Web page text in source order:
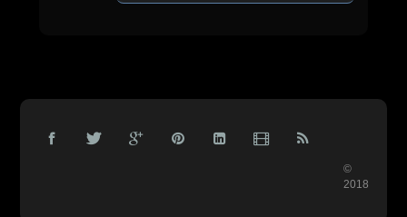
©
2018